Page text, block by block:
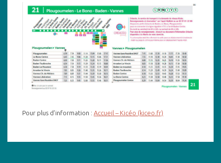
Pour plus d’information : Accueil – Kicéo (kiceo.fr)